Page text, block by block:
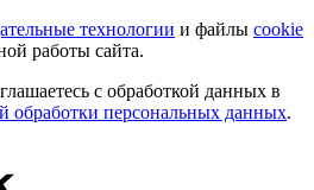
технологии и файлы cookie
работы сайта.
с обработкой данных в
обработки персональных данных.